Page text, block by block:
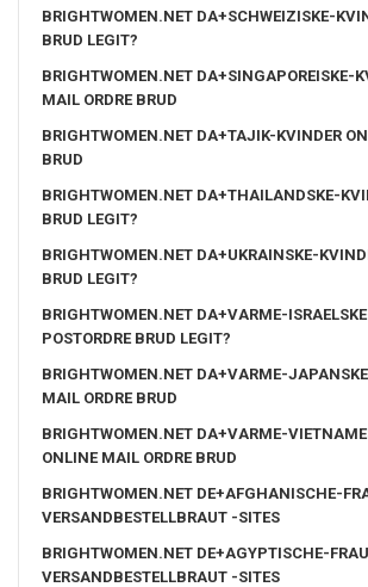
BRIGHTWOMEN.NET DA+SCHWEIZISKE-
BRUD LEGIT?
BRIGHTWOMEN.NET DA+SINGAPOREISKE-
MAIL ORDRE BRUD
BRIGHTWOMEN.NET DA+TAJIK-KVINDER
BRUD
BRIGHTWOMEN.NET DA+THAILANDSKE-
BRUD LEGIT?
BRIGHTWOMEN.NET DA+UKRAINSKE-
BRUD LEGIT?
BRIGHTWOMEN.NET DA+VARME-
POSTORDRE BRUD LEGIT?
BRIGHTWOMEN.NET DA+VARME-
MAIL ORDRE BRUD
BRIGHTWOMEN.NET DA+VARME-
ONLINE MAIL ORDRE BRUD
BRIGHTWOMEN.NET DE+AFGHANISCHE-
VERSANDBESTELLBRAUT -SITES
BRIGHTWOMEN.NET DE+AGYPTISCHE-
VERSANDBESTELLBRAUT -SITES